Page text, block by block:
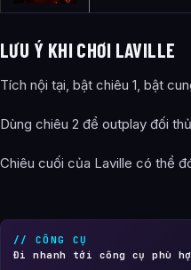
LƯU Ý KHI CHƠI LAVILLE
Tích nội tại, bật chiêu 1, bật
Dùng chiêu 2 để outplay đối thủ
Chiêu cuối của Laville có thể
// CÔNG CỤ
Đi nhanh tới công cụ phù